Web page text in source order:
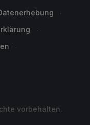
vorbehalten.